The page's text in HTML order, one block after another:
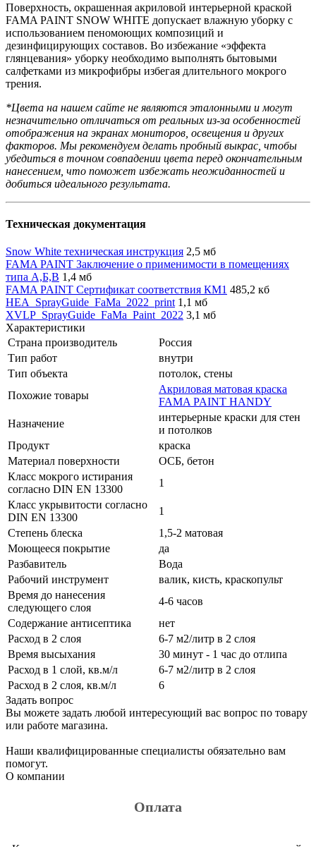
Поверхность, окрашенная акриловой интерьерной краской
FAMA PAINT SNOW WHITE допускает влажную уборку с
использованием пеномоющих композиций и
дезинфицирующих составов. Во избежание «эффекта
глянцевания» уборку необходимо выполнять бытовыми
салфетками из микрофибры избегая длительного мокрого
трения.
*Цвета на нашем сайте не являются эталонными и могут
незначительно отличаться от реальных из-за особенностей
отображения на экранах мониторов, освещения и других
факторов. Мы рекомендуем делать пробный выкрас, чтобы
убедиться в точном совпадении цвета перед окончательным
нанесением, что поможет избежать неожиданностей и
добиться идеального результата.
Техническая документация
Snow White техническая инструкция 2,5 мб
FAMA PAINT Заключение о применимости в помещениях
типа А,Б,В 1,4 мб
FAMA PAINT Сертификат соответствия КМ1 485,2 кб
HEA_SprayGuide_FaMa_2022_print 1,1 мб
XVLP_SprayGuide_FaMa_Paint_2022 3,1 мб
Характеристики
Страна производитель
Россия
Тип работ
внутри
Тип объекта
потолок, стены
Похожие товары
Акриловая матовая краска
FAMA PAINT HANDY
Назначение
интерьерные краски для стен
и потолков
Продукт
краска
Материал поверхности
ОСБ, бетон
Класс мокрого истирания
согласно DIN EN 13300
1
Класс укрывитости согласно
DIN EN 13300
1
Степень блеска
1,5-2 матовая
Моющееся покрытие
да
Разбавитель
Вода
Рабочий инструмент
валик, кисть, краскопульт
Время до нанесения
следующего слоя
4-6 часов
Содержание антисептика
нет
Расход в 2 слоя
6-7 м2/литр в 2 слоя
Время высыхания
30 минут - 1 час до отлипа
Расход в 1 слой, кв.м/л
6-7 м2/литр в 2 слоя
Расход в 2 слоя, кв.м/л
6
Задать вопрос
Вы можете задать любой интересующий вас вопрос по товару
или работе магазина.
Наши квалифицированные специалисты обязательно вам
помогут.
О компании
Оплата